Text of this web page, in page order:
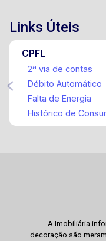
Links Úteis
CPFL
2ª via de contas
Débito Automático
Falta de Energia
Histórico de
A Imobiliária
decoração são